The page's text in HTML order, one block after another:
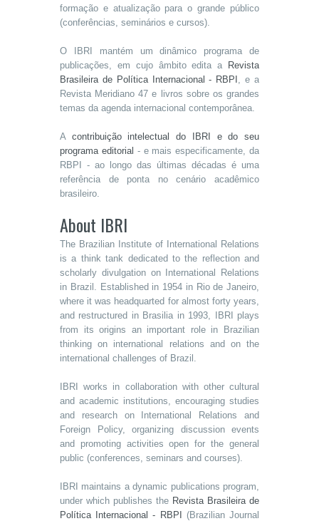
formação e atualização para o grande público
(conferências, seminários e cursos).
O IBRI mantém um dinâmico programa de
publicações, em cujo âmbito edita a
Revista
Brasileira de Política Internacional - RBPI , e a
Revista Meridiano 47 e livros sobre os grandes
temas da agenda internacional contemporânea.
A contribuição intelectual do IBRI e do seu
programa editorial - e mais especificamente, da
RBPI - ao longo das últimas décadas é uma
referência de ponta no cenário acadêmico
brasileiro.
About IBRI
The Brazilian Institute of International Relations
is a think tank dedicated to the reflection and
scholarly divulgation on International Relations
in Brazil. Established in 1954 in Rio de Janeiro,
where it was headquarted for almost forty years,
and restructured in Brasilia in 1993, IBRI plays
from its origins an important role in Brazilian
thinking on international relations and on the
international challenges of Brazil.
IBRI works in collaboration with other cultural
and academic institutions, encouraging studies
and research on International Relations and
Foreign Policy, organizing discussion events
and promoting activities open for the general
public (conferences, seminars and courses).
IBRI maintains a dynamic publications program,
under which publishes the Revista Brasileira de
Política Internacional - RBPI
(Brazilian Journal